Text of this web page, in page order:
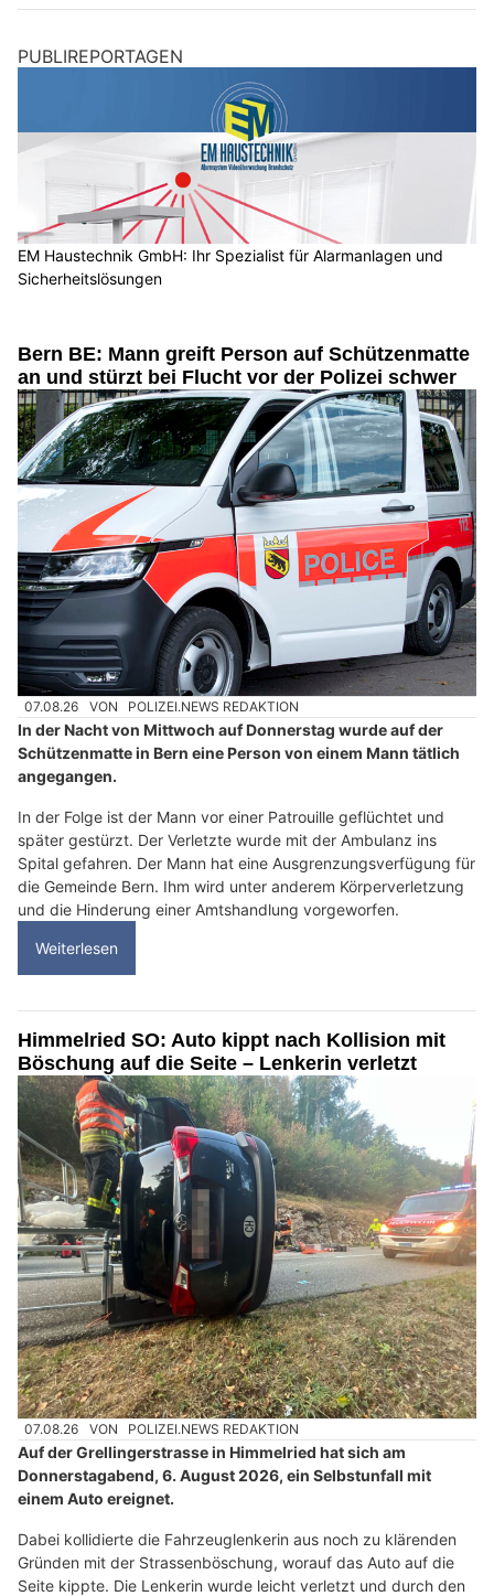
PUBLIREPORTAGEN
EM Haustechnik GmbH: Ihr Spezialist für Alarmanlagen und
Sicherheitslösungen
Bern BE: Mann greift Person auf Schützenmatte
an und stürzt bei Flucht vor der Polizei schwer
07.08.26 VON POLIZEI.NEWS REDAKTION
In der Nacht von Mittwoch auf Donnerstag wurde auf der
Schützenmatte in Bern eine Person von einem Mann tätlich
angegangen.
In der Folge ist der Mann vor einer Patrouille geflüchtet und
später gestürzt. Der Verletzte wurde mit der Ambulanz ins
Spital gefahren. Der Mann hat eine Ausgrenzungsverfügung für
die Gemeinde Bern. Ihm wird unter anderem Körperverletzung
und die Hinderung einer Amtshandlung vorgeworfen.
Weiterlesen
Himmelried SO: Auto kippt nach Kollision mit
Böschung auf die Seite – Lenkerin verletzt
07.08.26 VON POLIZEI.NEWS REDAKTION
Auf der Grellingerstrasse in Himmelried hat sich am
Donnerstagabend, 6. August 2026, ein Selbstunfall mit
einem Auto ereignet.
Dabei kollidierte die Fahrzeuglenkerin aus noch zu klärenden
Gründen mit der Strassenböschung, worauf das Auto auf die
Seite kippte. Die Lenkerin wurde leicht verletzt und durch den